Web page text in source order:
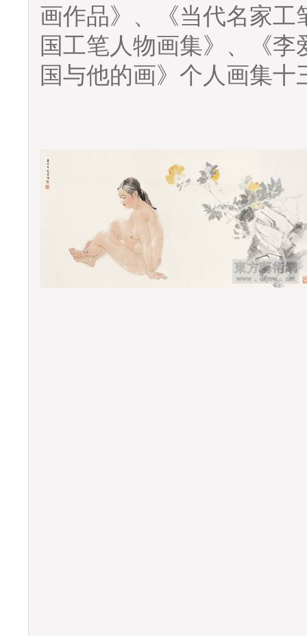
画作品》、《当代名家工
国工笔人物画集》、《
国与他的画》个人画集十